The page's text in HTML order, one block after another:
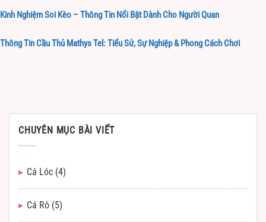
Kinh Nghiệm Soi Kèo – Thông Tin Nổi Bật Dành Cho Người Quan
Thông Tin Cầu Thủ Mathys Tel: Tiểu Sử, Sự Nghiệp & Phong Cách Chơi
CHUYÊN MỤC BÀI VIẾT
Cá Lóc (4)
Cá Rô (5)